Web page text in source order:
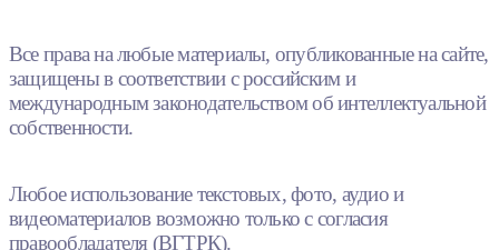
Все права на любые материалы, опубликованные на сайте,
защищены в соответствии с российским и
международным законодательством об интеллектуальной
собственности.
Любое использование текстовых, фото, аудио и
видеоматериалов возможно только с согласия
правообладателя (ВГТРК).